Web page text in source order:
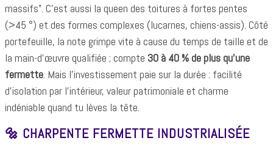
massifs”. C’est aussi la queen des toitures à fortes pentes
(>45 °) et des formes complexes (lucarnes, chiens-assis). Côté
portefeuille, la note grimpe vite à cause du temps de taille et de
la main-d’œuvre qualifiée ; compte 30 à 40 % de plus qu’une
fermette. Mais l’investissement paie sur la durée : facilité
d’isolation par l’intérieur, valeur patrimoniale et charme
indéniable quand tu lèves la tête.
🔩 CHARPENTE FERMETTE INDUSTRIALISÉE